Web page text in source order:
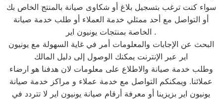
سواء كنت ترغب بتسجيل بلاغ أو شكاوى صيانة بالمنتج الخاص بك
أو التواصل مع أحد ممثلي خدمة العملاء أو طلب خدمة صيانة
الخاصة بمنتجات يونيون اير .
البحث عن الإجابات والمعلومات أمر في غاية السهولة مع يونيون
اير عبر الإنترنت يمكنك الوصول إلى دليل المالك
وطلب خدمة صيانة والاطلاع على معلومات لان هدفنا هو ارضاء
عملائنا. ويمكنكم التواصل مع خدمة عملاء و مراكز خدمة صيانة
يونيون اير بزيزينا أو معرفة أرقام صيانة يونيون اير لا تتردد في